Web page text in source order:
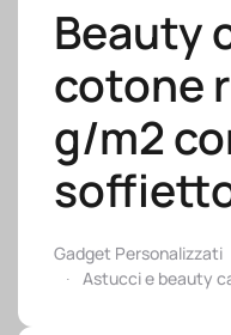
Beauty
cotone
g/m2
Gadget Personalizzati
Astucci e beauty